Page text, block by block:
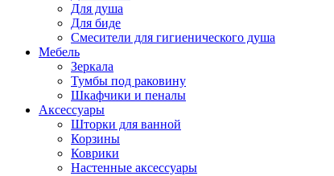
Для душа
Для биде
Смесители для гигиенического душа
Мебель
Зеркала
Тумбы под раковину
Шкафчики и пеналы
Аксессуары
Шторки для ванной
Корзины
Коврики
Настенные аксессуары